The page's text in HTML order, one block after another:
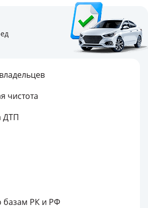
чистота
ДТП
базам РК и РФ